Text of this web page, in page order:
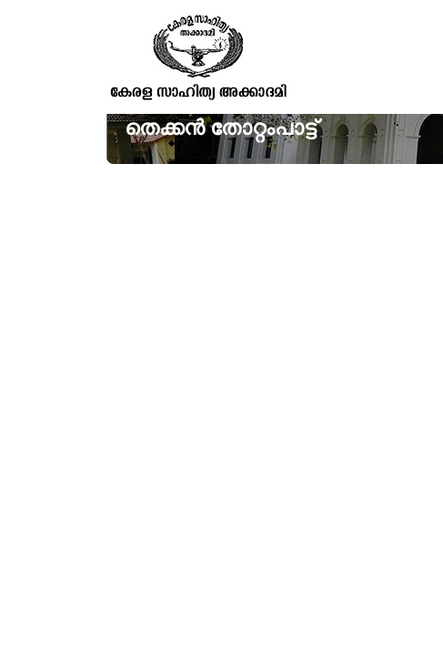
തെക്കൻ തോറ്റംപാട്ട്